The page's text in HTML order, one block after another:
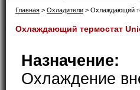
Главная > Охладители > Охлаждающий
Охлаждающий термостат
Назначение:
Охлаждение